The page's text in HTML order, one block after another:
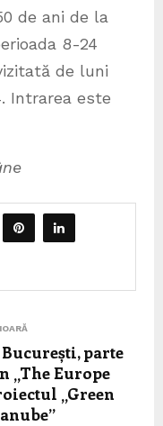
de ani de la
8-24
de luni
Intrarea este
parte
„The Europe
„Green